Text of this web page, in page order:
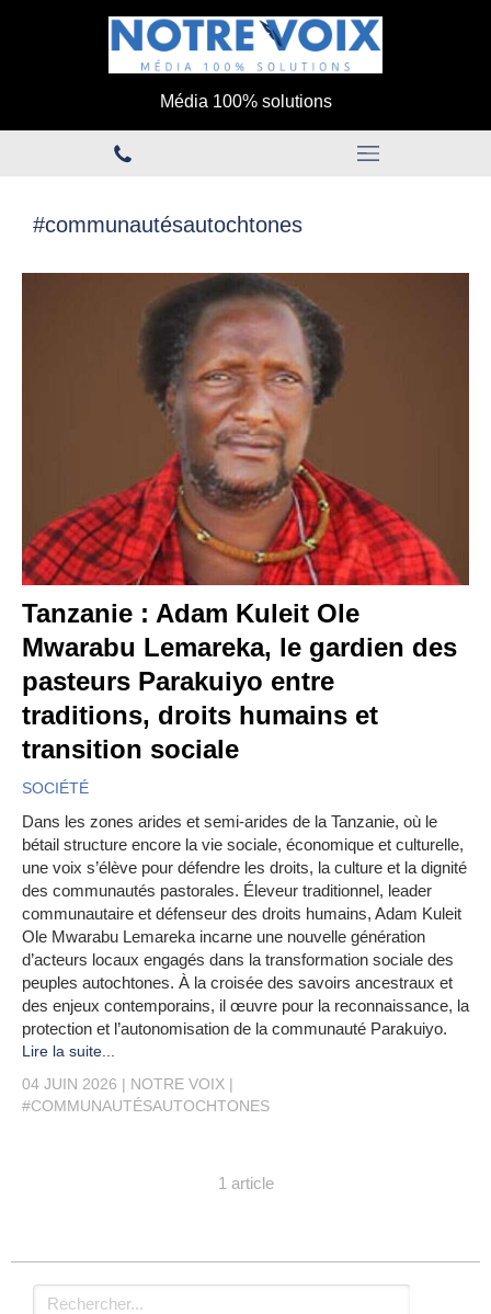
Média 100% solutions
#communautésautochtones
Tanzanie : Adam Kuleit Ole
Mwarabu Lemareka, le gardien des
pasteurs Parakuiyo entre
traditions, droits humains et
transition sociale
SOCIÉTÉ
Dans les zones arides et semi-arides de la Tanzanie, où le
bétail structure encore la vie sociale, économique et culturelle,
une voix s’élève pour défendre les droits, la culture et la dignité
des communautés pastorales. Éleveur traditionnel, leader
communautaire et défenseur des droits humains, Adam Kuleit
Ole Mwarabu Lemareka incarne une nouvelle génération
d’acteurs locaux engagés dans la transformation sociale des
peuples autochtones. À la croisée des savoirs ancestraux et
des enjeux contemporains, il œuvre pour la reconnaissance, la
protection et l’autonomisation de la communauté Parakuiyo.
Lire la suite...
04 JUIN 2026
NOTRE VOIX
#COMMUNAUTÉSAUTOCHTONES
1 article
Rechercher